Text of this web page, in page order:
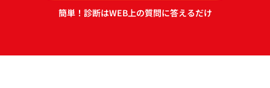
簡単！診断はWEB上の質問に答えるだけ